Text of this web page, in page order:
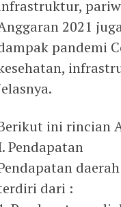
2021
pandemi
ini rincian
Pendapatan
dari :